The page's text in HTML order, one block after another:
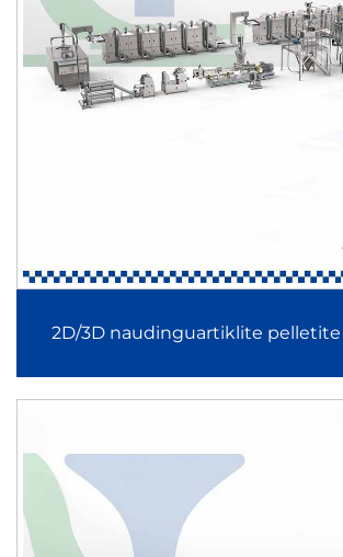
reguleeritava temperatuuri ja kiirusega.
tööprotsessi täpsust ja vähendab
tagavad ohutu tootmise imikutoitumise,
naudinguartiklite ja valkude toodete jaoks.
5. Skaleeruv tootmisvõimsus
suure tööstusliku tootmismahuga, mis
kvaliteedi.
Tootmisprotsessi müügipunktid
2D/3D naudinguartiklite